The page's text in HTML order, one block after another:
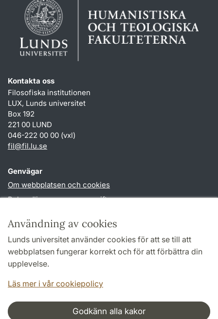
Användning av cookies
Lunds universitet använder cookies för att se till att
webbplatsen fungerar korrekt och för att förbättra din
upplevelse.
Läs mer i vår cookiepolicy
Godkänn alla kakor
Kontakta oss
Filosofiska institutionen
LUX, Lunds universitet
Box 192
221 00 LUND
046-222 00 00 (vxl)
fil@fil.lu.se
Genvägar
Om webbplatsen och cookies
Behandling av personuppgifter
TYPO3-login
Följ oss i sociala medier